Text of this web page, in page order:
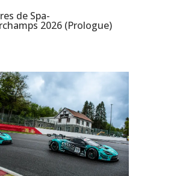
de Spa-
2026 (Prologue)